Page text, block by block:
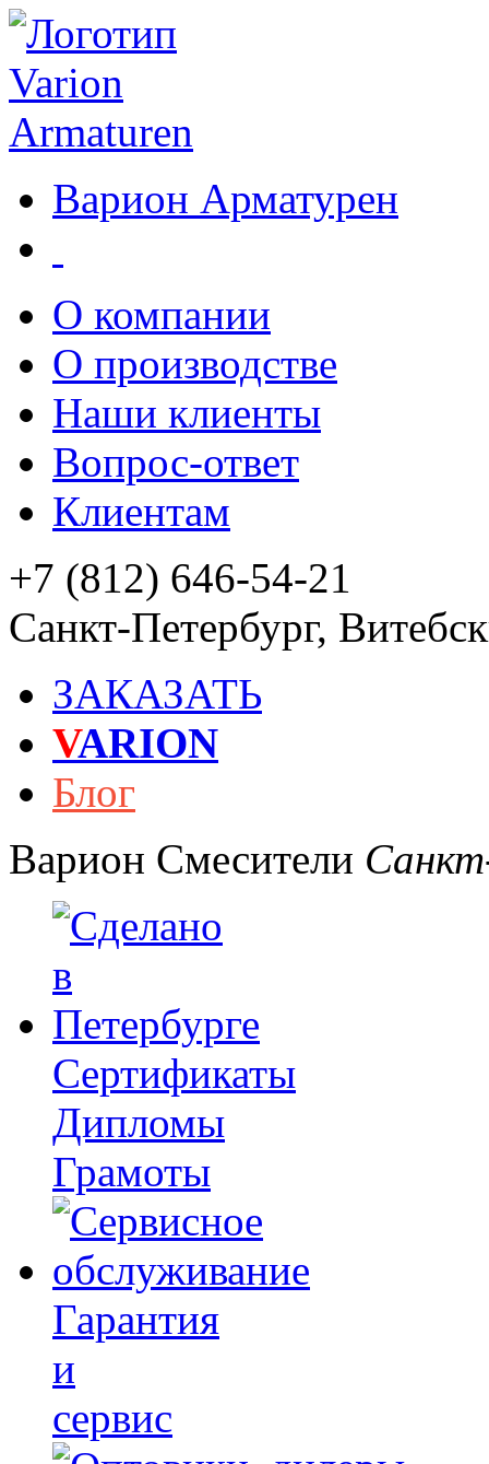
Варион Арматурен
О компании
О производстве
Наши клиенты
Вопрос-ответ
Клиентам
+7 (812) 646-54-21
Санкт-Петербург,
ЗАКАЗАТЬ
VARION
Блог
Варион Смесители
Сертификаты
Дипломы
Грамоты
Гарантия
и
сервис